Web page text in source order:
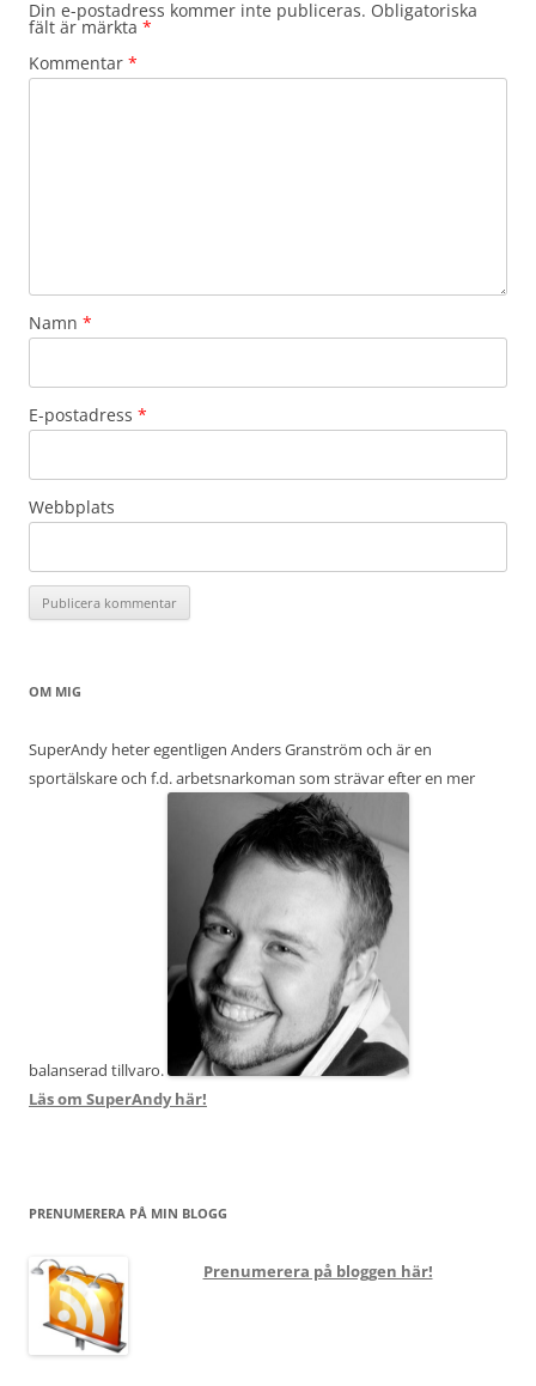
Din e-postadress kommer inte publiceras. Obligatoriska
fält är märkta *
Kommentar *
Namn *
E-postadress *
Webbplats
OM MIG
SuperAndy heter egentligen Anders Granström och är en
sportälskare och f.d. arbetsnarkoman som strävar efter en mer
balanserad tillvaro.
Läs om SuperAndy här!
PRENUMERERA PÅ MIN BLOGG
Prenumerera på bloggen här!